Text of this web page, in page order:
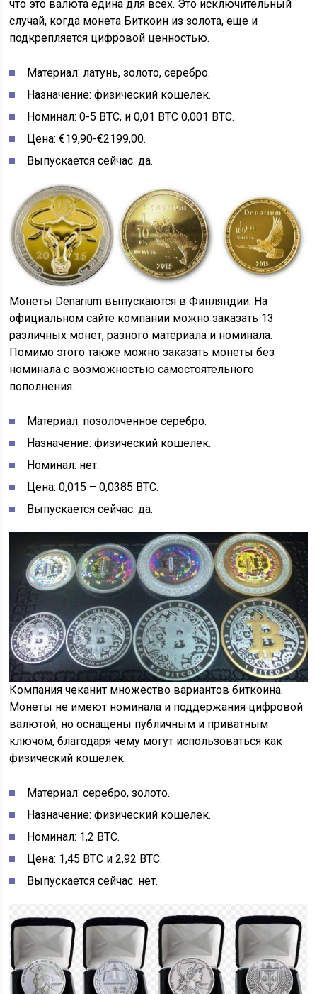
что это валюта едина для всех. Это исключительный
случай, когда монета Биткоин из золота, еще и
подкрепляется цифровой ценностью.
Материал: латунь, золото, серебро.
Назначение: физический кошелек.
Номинал: 0-5 BTC, и 0,01 ВТС 0,001 ВТС.
Цена: €19,90-€2199,00.
Выпускается сейчас: да.
Монеты Denarium выпускаются в Финляндии. На
официальном сайте компании можно заказать 13
различных монет, разного материала и номинала.
Помимо этого также можно заказать монеты без
номинала с возможностью самостоятельного
пополнения.
Материал: позолоченное серебро.
Назначение: физический кошелек.
Номинал: нет.
Цена: 0,015 – 0,0385 ВТС.
Выпускается сейчас: да.
Компания чеканит множество вариантов биткоина.
Монеты не имеют номинала и поддержания цифровой
валютой, но оснащены публичным и приватным
ключом, благодаря чему могут использоваться как
физический кошелек.
Материал: серебро, золото.
Назначение: физический кошелек.
Номинал: 1,2 ВТС.
Цена: 1,45 ВТС и 2,92 ВТС.
Выпускается сейчас: нет.